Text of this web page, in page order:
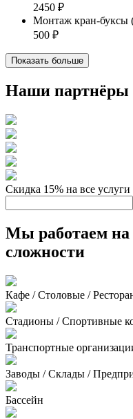
2450 ₽
Монтаж кран-буксы
500 ₽
Показать больше
Наши партнёры
Скидка 15% на все услуги
Мы работаем на
сложности
Кафе / Столовые /
Стадионы / Спортивные
Транспортные
Заводы / Склады /
Бассейн